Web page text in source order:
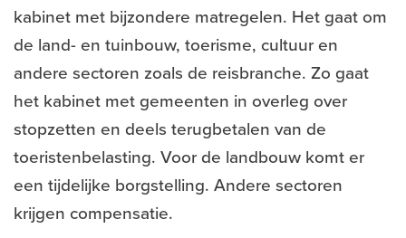
kabinet met bijzondere matregelen. Het gaat om
de land- en tuinbouw, toerisme, cultuur en
andere sectoren zoals de reisbranche. Zo gaat
het kabinet met gemeenten in overleg over
stopzetten en deels terugbetalen van de
toeristenbelasting. Voor de landbouw komt er
een tijdelijke borgstelling. Andere sectoren
krijgen compensatie.